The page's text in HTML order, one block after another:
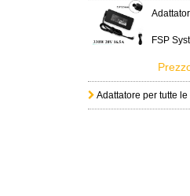
Adattatore per tutte